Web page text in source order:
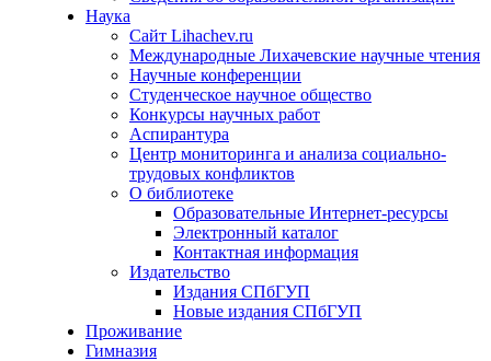
Наука
Сайт Lihachev.ru
Международные Лихачевские научные чтения
Научные конференции
Студенческое научное общество
Конкурсы научных работ
Аспирантура
Центр мониторинга и анализа социально-
трудовых конфликтов
О библиотеке
Образовательные Интернет-ресурсы
Электронный каталог
Контактная информация
Издательство
Издания СПбГУП
Новые издания СПбГУП
Проживание
Гимназия